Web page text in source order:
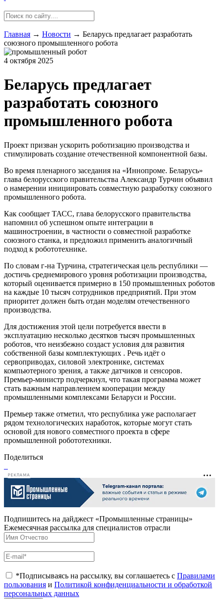
Главная → Новости → Беларусь предлагает разработать
союзного промышленного робота
4 октября 2025
Беларусь предлагает
разработать союзного
промышленного робота
Проект призван ускорить роботизацию производства и
стимулировать создание отечественной компонентной базы.
Во время пленарного заседания на «Иннопроме. Беларусь»
глава белорусского правительства Александр Турчин объявил
о намерении инициировать совместную разработку союзного
промышленного робота.
Как сообщает ТАСС, глава белорусского правительства
напомнил об успешном опыте интеграции в
машиностроении, в частности о совместной разработке
союзного станка, и предложил применить аналогичный
подход к робототехнике.
По словам г-на Турчина, стратегическая цель республики —
достичь среднемирового уровня роботизации производства,
который оценивается примерно в 150 промышленных роботов
на каждые 10 тысяч сотрудников предприятий. При этом
приоритет должен быть отдан моделям отечественного
производства.
Для достижения этой цели потребуется ввести в
эксплуатацию несколько десятков тысяч промышленных
роботов, что неизбежно создаст условия для развития
собственной базы комплектующих . Речь идёт о
сервоприводах, силовой электронике, системах
компьютерного зрения, а также датчиков и сенсоров.
Премьер-министр подчеркнул, что такая программа может
стать важным направлением кооперации между
промышленными комплексами Беларуси и России.
Премьер также отметил, что республика уже располагает
рядом технологических наработок, которые могут стать
основой для нового совместного проекта в сфере
промышленной робототехники.
Поделиться
РЕКЛАМА
Подпишитесь на дайджест «Промышленные страницы»
Ежемесячная рассылка для специалистов отрасли
*Подписываясь на рассылку, вы соглашаетесь с Правилами
пользования и Политикой конфиденциальности и обработкой
персональных данных